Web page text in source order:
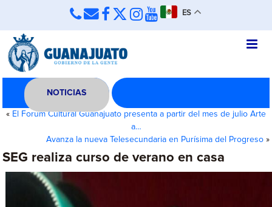
ES
NOTICIAS
« El Forum Cultural Guanajuato presenta a partir del mes de julio Arte
a…
Avanza la nueva Telesecundaria en Purísima del Progreso»
SEG realiza curso de verano en casa